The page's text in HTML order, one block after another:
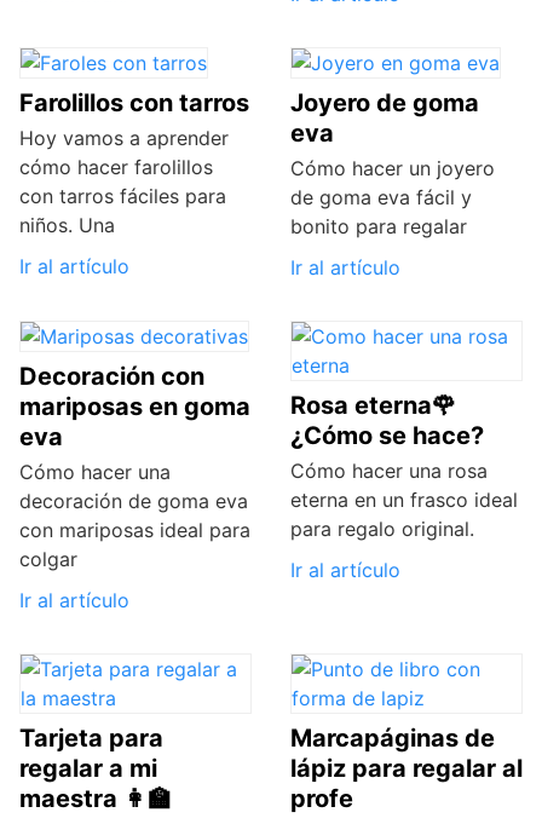
Farolillos con tarros
Hoy vamos a aprender
cómo hacer farolillos
con tarros fáciles para
niños. Una
Ir al artículo
Joyero de goma
eva
Cómo hacer un joyero
de goma eva fácil y
bonito para regalar
Ir al artículo
Decoración con
mariposas en goma
eva
Cómo hacer una
decoración de goma eva
con mariposas ideal para
colgar
Ir al artículo
Rosa eterna🌹
¿Cómo se hace?
Cómo hacer una rosa
eterna en un frasco ideal
para regalo original.
Ir al artículo
Tarjeta para
regalar a mi
maestra 👩‍🏫
Marcapáginas de
lápiz para regalar al
profe